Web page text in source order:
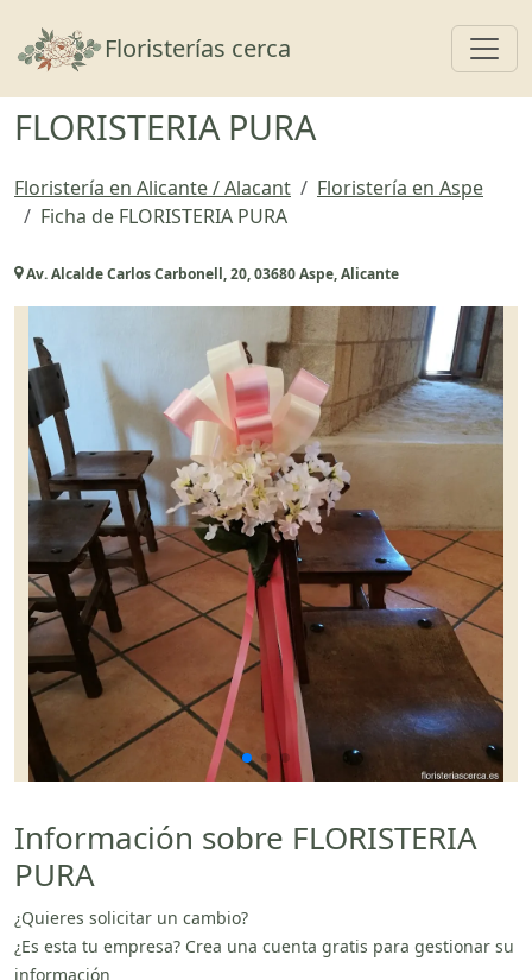
Floristerías cerca
FLORISTERIA PURA
Floristería en Alicante / Alacant
Floristería en Aspe
Ficha de FLORISTERIA PURA
Av. Alcalde Carlos Carbonell, 20, 03680 Aspe, Alicante
Información sobre FLORISTERIA
PURA
¿Quieres solicitar un cambio?
¿Es esta tu empresa? Crea una cuenta gratis para gestionar su
información